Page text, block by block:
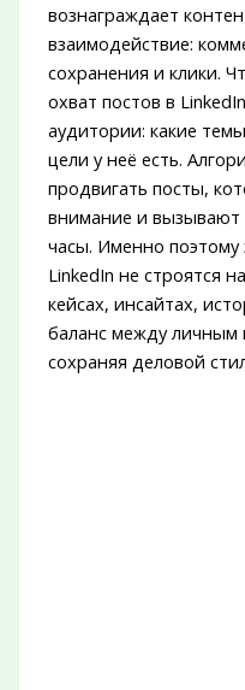
вознаграждает
взаимодействие:
сохранения и клики.
охват постов в
аудитории: какие
цели у неё есть.
продвигать посты,
внимание и вызывают
часы. Именно
LinkedIn не строятся
кейсах, инсайтах,
баланс между личным
сохраняя деловой